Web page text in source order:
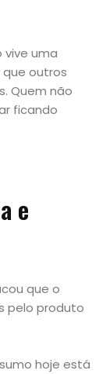
vive uma
outros
Quem não
ficando
e
que o
pelo produto
hoje está